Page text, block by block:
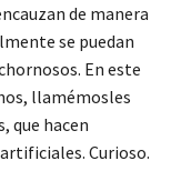
de manera
se puedan
En este
llamémosles
que hacen
Curioso.